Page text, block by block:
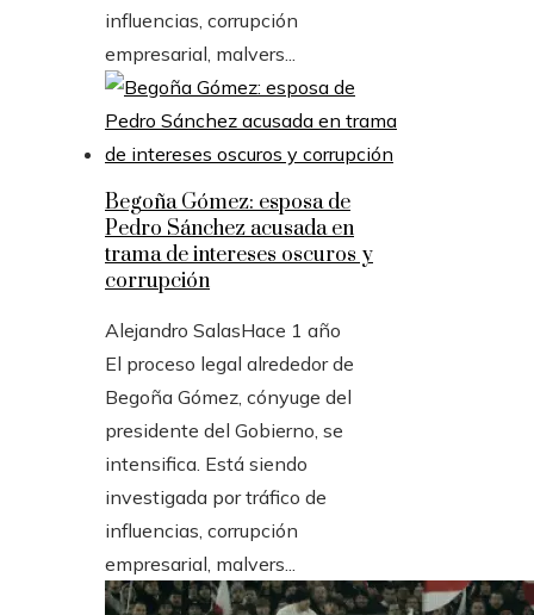
influencias, corrupción
empresarial, malvers...
Begoña Gómez: esposa de
Pedro Sánchez acusada en
trama de intereses oscuros y
corrupción
Alejandro SalasHace 1 año
El proceso legal alrededor de
Begoña Gómez, cónyuge del
presidente del Gobierno, se
intensifica. Está siendo
investigada por tráfico de
influencias, corrupción
empresarial, malvers...